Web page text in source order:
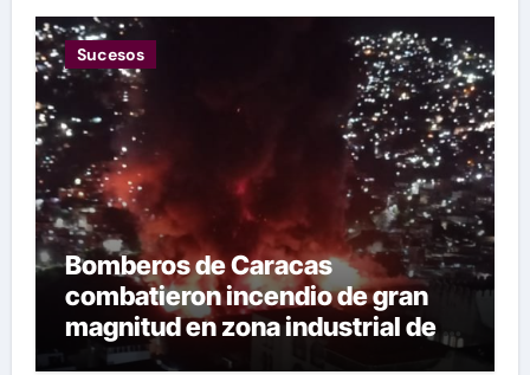
Sucesos
Bomberos de Caracas
combatieron incendio de gran
magnitud en zona industrial de El
Llanito